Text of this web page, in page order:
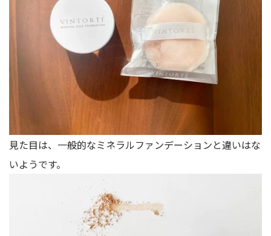
見た目は、一般的なミネラルファンデーションと違いはな
いようです。